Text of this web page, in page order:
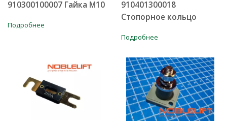
910300100007 Гайка М10
Подробнее
910401300018
Стопорное кольцо
Подробнее